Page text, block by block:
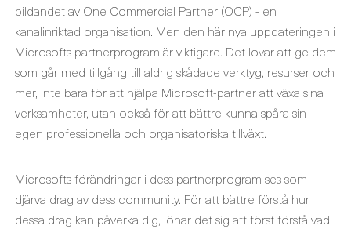
bildandet av One Commercial Partner (OCP) - en
kanalinriktad organisation. Men den här nya uppdateringen i
Microsofts partnerprogram är viktigare. Det lovar att ge dem
som går med tillgång till aldrig skådade verktyg, resurser och
mer, inte bara för att hjälpa Microsoft-partner att växa sina
verksamheter, utan också för att bättre kunna spåra sin
egen professionella och organisatoriska tillväxt.
Microsofts förändringar i dess partnerprogram ses som
djärva drag av dess community. För att bättre förstå hur
dessa drag kan påverka dig, lönar det sig att först förstå vad